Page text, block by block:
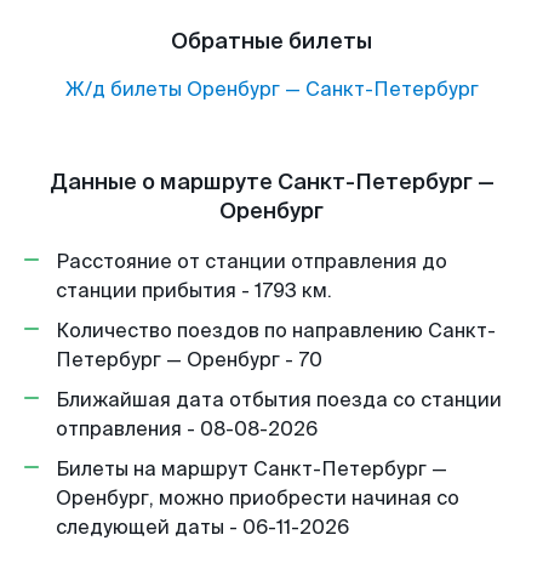
Обратные билеты
Ж/д билеты Оренбург— Санкт-Петербург
Данные о маршруте Санкт-Петербург —
Оренбург
Расстояние от станции отправления до
станции прибытия - 1793 км.
Количество поездов по направлению Санкт-
Петербург — Оренбург - 70
Ближайшая дата отбытия поезда со станции
отправления - 08-08-2026
Билеты на маршрут Санкт-Петербург —
Оренбург, можно приобрести начиная со
следующей даты - 06-11-2026